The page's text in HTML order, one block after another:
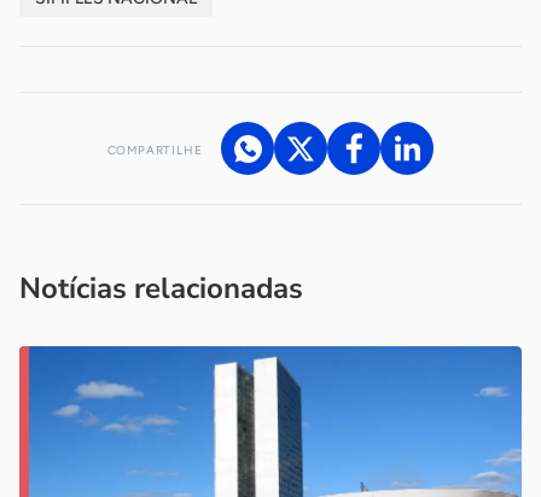
COMPARTILHE
Notícias relacionadas